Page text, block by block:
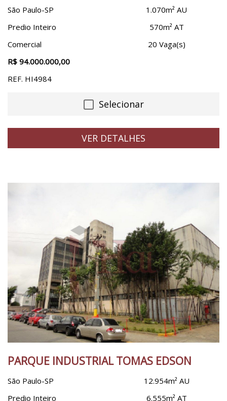
Belenzinho
Brooklin
Butantã
Cangaíba
Consolação
Cursino
Freguesia Do Ó
Higienópolis
Indianópolis
Interlagos
Ipiranga
Itaim Bibi
Jabaquara
Área Útil
Salas
Limpar Tudo
São Paulo-SP
Predio Inteiro
Comercial
R$ 94.000.000,00
REF. HI4984
1.070m² AU
570m² AT
20 Vaga(s)
Selecionar
VER DETALHES
PARQUE INDUSTRIAL TOMAS EDSON
São Paulo-SP
Predio Inteiro
12.954m² AU
6.555m² AT